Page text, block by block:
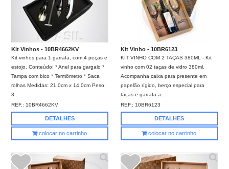
Kit Vinhos - 10BR4662KV
Kit vinhos para 1 garrafa, com 4 peças e
estojo. Conteúdo: * Anel para gargalo *
Tampa com bico * Termômetro * Saca
rolhas Medidas: 21,0cm x 14,0cm Peso:
3...
REF.: 10BR4662KV
DETALHES
colocar no carrinho
Kit Vinho - 10BR6123
KIT VINHO COM 2 TAÇAS 380ML - Kit
vinho com 02 taças de vidro 380ml.
Acompanha caixa para presente em
papelão rígido, berço especial para
taças e garrafa a...
REF.: 10BR6123
DETALHES
colocar no carrinho